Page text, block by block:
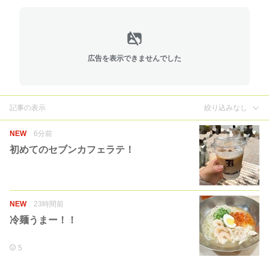
広告を表示できませんでした
記事の表示 絞り込みなし
NEW 6分前
初めてのセブンカフェラテ！
NEW 23時間前
冷麺うまー！！
5